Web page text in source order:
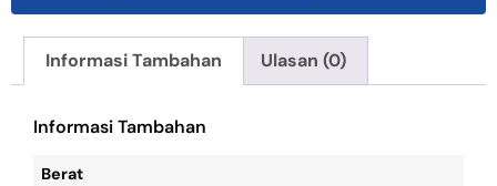
Informasi Tambahan Ulasan (0)
Informasi Tambahan
Berat